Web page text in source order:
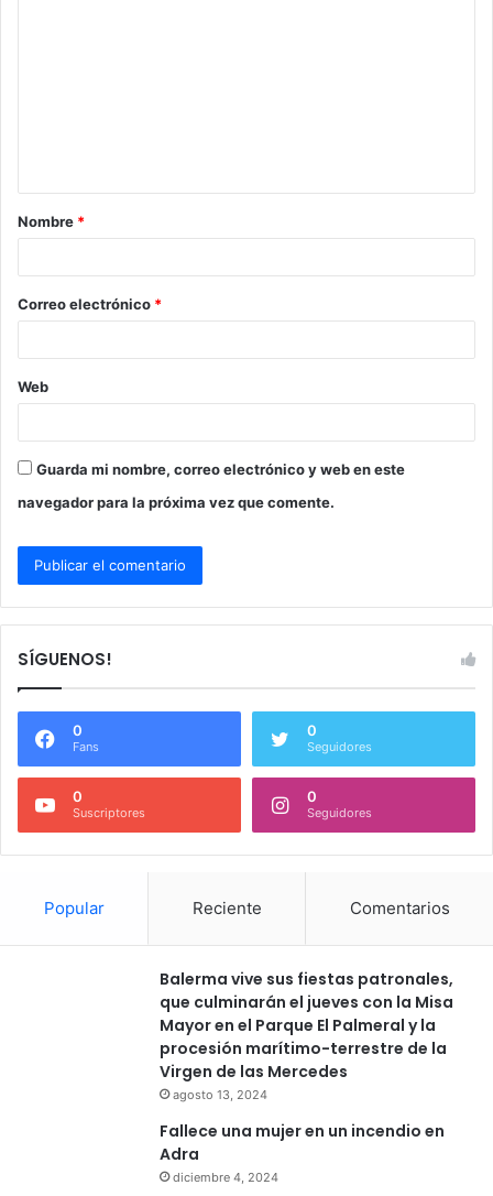
a
r
*
Nombre *
Correo electrónico *
Web
Guarda mi nombre, correo electrónico y web en este
navegador para la próxima vez que comente.
SÍGUENOS!
0
Fans
0
Seguidores
0
Suscriptores
0
Seguidores
Popular Reciente Comentarios
Balerma vive sus fiestas patronales,
que culminarán el jueves con la Misa
Mayor en el Parque El Palmeral y la
procesión marítimo-terrestre de la
Virgen de las Mercedes
agosto 13, 2024
Fallece una mujer en un incendio en
Adra
diciembre 4, 2024